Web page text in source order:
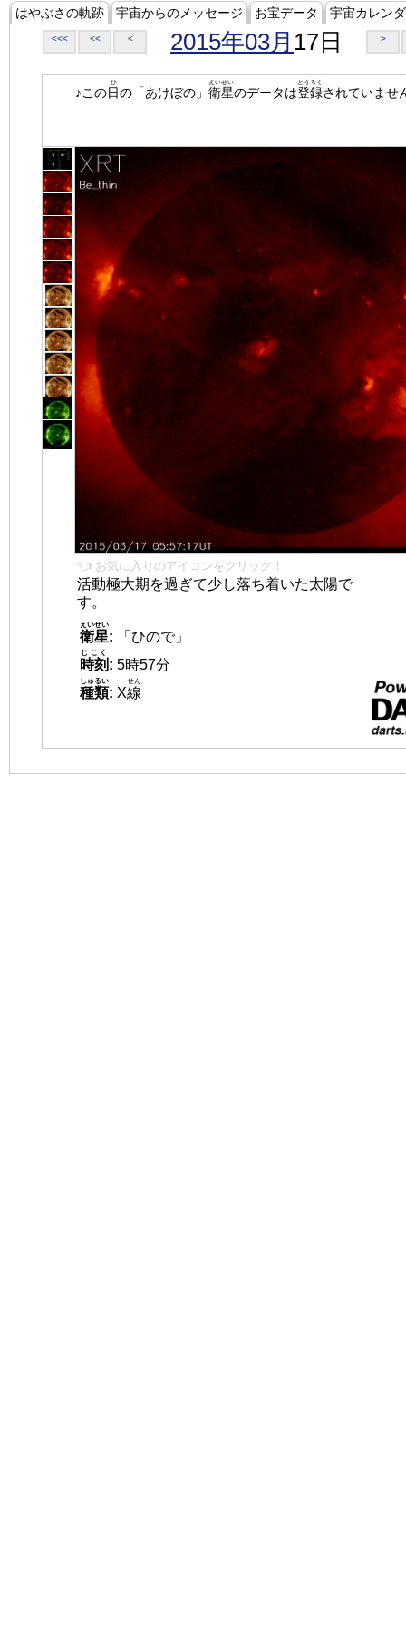
はやぶさの軌跡 宇宙からのメッセージ お宝データ 宇宙カレン
<<< << < 2015年03月 17日 >
♪この日
ひ
の「あけぼの」 衛星
えいせい
のデータは登録
とうろく
されていませ
👈 お気に入りのアイコンをクリック！
活動極大期を過ぎて少し落ち着いた太陽で
す。
衛星
えいせい
:
「ひので」
時刻
じこく
: 5時57分
種類
しゅるい
: X線
せん